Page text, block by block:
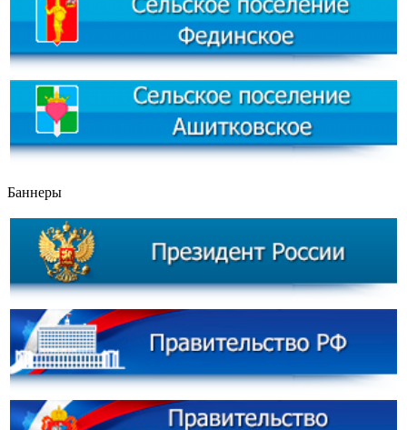
Баннеры